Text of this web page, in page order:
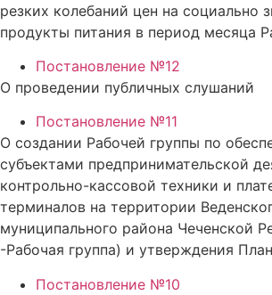
резких колебаний цен на социально
продукты питания в период месяца
Постановление №12
О проведении публичных слушаний
Постановление №11
О создании Рабочей группы по
субъектами предпринимательской
контрольно-кассовой техники и
терминалов на территории
муниципального района Чеченской
-Рабочая группа) и утверждения
Постановление №10